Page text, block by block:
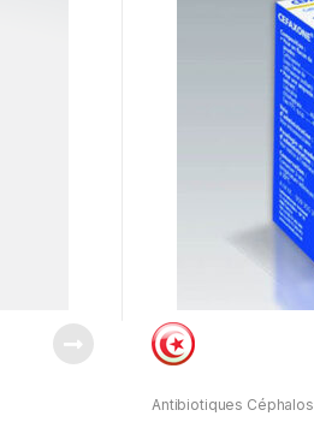
Antibiotiques